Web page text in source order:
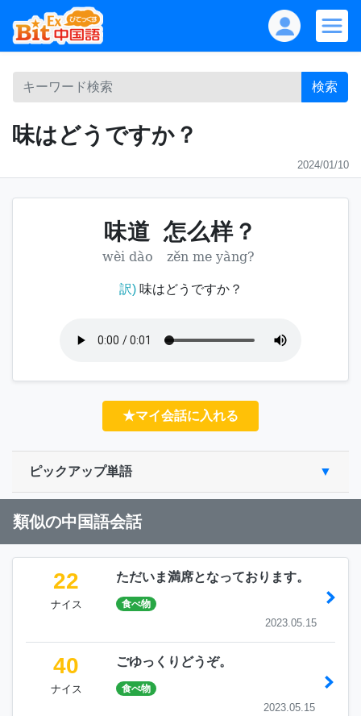
検索
味はどうですか？
2024/01/10
味道 怎么样？
wèi dào zěn me yàng?
訳)味はどうですか？
★マイ会話に入れる
ピックアップ単語
類似の中国語会話
22
ナイス
ただいま満席となっております。
食べ物
2023.05.15
40
ナイス
ごゆっくりどうぞ。
食べ物
2023.05.15